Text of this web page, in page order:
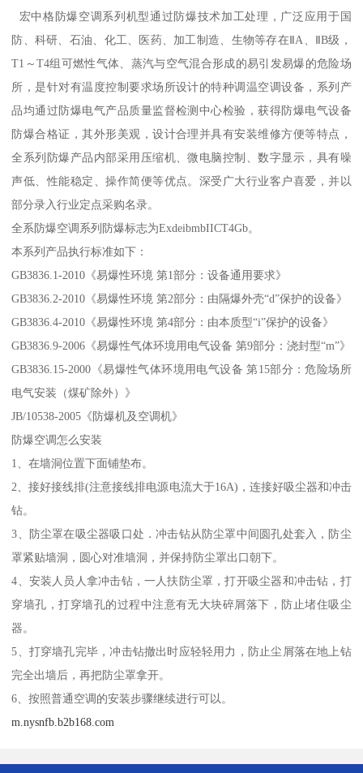
宏中格防爆空调系列机型通过防爆技术加工处理，广泛应用于国
防、科研、石油、化工、医药、加工制造、生物等存在ⅡA、ⅡB级，
T1～T4组可燃性气体、蒸汽与空气混合形成的易引发易爆的危险场
所，是针对有温度控制要求场所设计的特种调温空调设备，系列产
品均通过防爆电气产品质量监督检测中心检验，获得防爆电气设备
防爆合格证，其外形美观，设计合理并具有安装维修方便等特点，
全系列防爆产品内部采用压缩机、微电脑控制、数字显示，具有噪
声低、性能稳定、操作简便等优点。深受广大行业客户喜爱，并以
部分录入行业定点采购名录。
全系防爆空调系列防爆标志为ExdeibmbIICT4Gb。
本系列产品执行标准如下：
GB3836.1-2010《易爆性环境 第1部分：设备通用要求》
GB3836.2-2010《易爆性环境 第2部分：由隔爆外壳“d”保护的设备》
GB3836.4-2010《易爆性环境 第4部分：由本质型“i”保护的设备》
GB3836.9-2006《易爆性气体环境用电气设备 第9部分：浇封型“m”》
GB3836.15-2000《易爆性气体环境用电气设备 第15部分：危险场所
电气安装（煤矿除外）》
JB/10538-2005《防爆机及空调机》
防爆空调怎么安装
1、在墙洞位置下面铺垫布。
2、接好接线排(注意接线排电源电流大于16A)，连接好吸尘器和冲击
钻。
3、防尘罩在吸尘器吸口处．冲击钻从防尘罩中间圆孔处套入，防尘
罩紧贴墙洞，圆心对准墙洞，并保持防尘罩出口朝下。
4、安装人员人拿冲击钻，一人扶防尘罩，打开吸尘器和冲击钻，打
穿墙孔，打穿墙孔的过程中注意有无大块碎屑落下，防止堵住吸尘
器。
5、打穿墙孔完毕，冲击钻撤出时应轻轻用力，防止尘屑落在地上钻
完全出墙后，再把防尘罩拿开。
6、按照普通空调的安装步骤继续进行可以。
m.nysnfb.b2b168.com